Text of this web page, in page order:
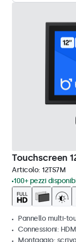
Touchscreen
Articolo: 12TS7M
100+ pezzi
Pannello multi-
Connessioni:
Montaggio: